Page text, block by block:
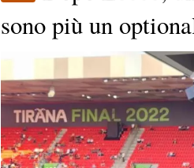
sono più un